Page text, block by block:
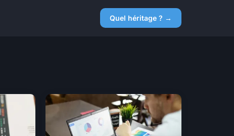
Quel héritage ? →